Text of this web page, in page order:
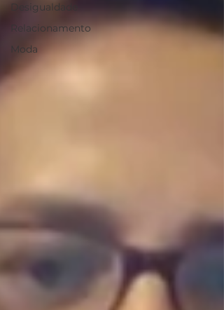
Desigualdade
Relacionamento
Moda